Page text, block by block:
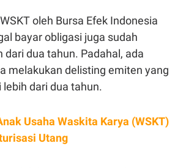
oleh Bursa Efek Indonesia
bayar obligasi juga sudah
dari dua tahun. Padahal, ada
melakukan delisting emiten yang
dari dua tahun.
Usaha Waskita Karya (WSKT)
Utang